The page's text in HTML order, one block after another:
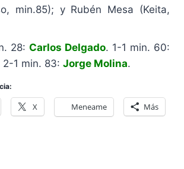
min.85); y Rubén Mesa (Keita,
28: Carlos Delgado. 1-1 min. 60:
2-1 min. 83: Jorge Molina.
X Meneame Más